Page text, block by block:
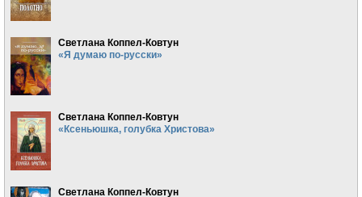
Светлана Коппел-Ковтун
«Я думаю по-русски»
Светлана Коппел-Ковтун
«Ксеньюшка, голубка Христова»
Светлана Коппел-Ковтун